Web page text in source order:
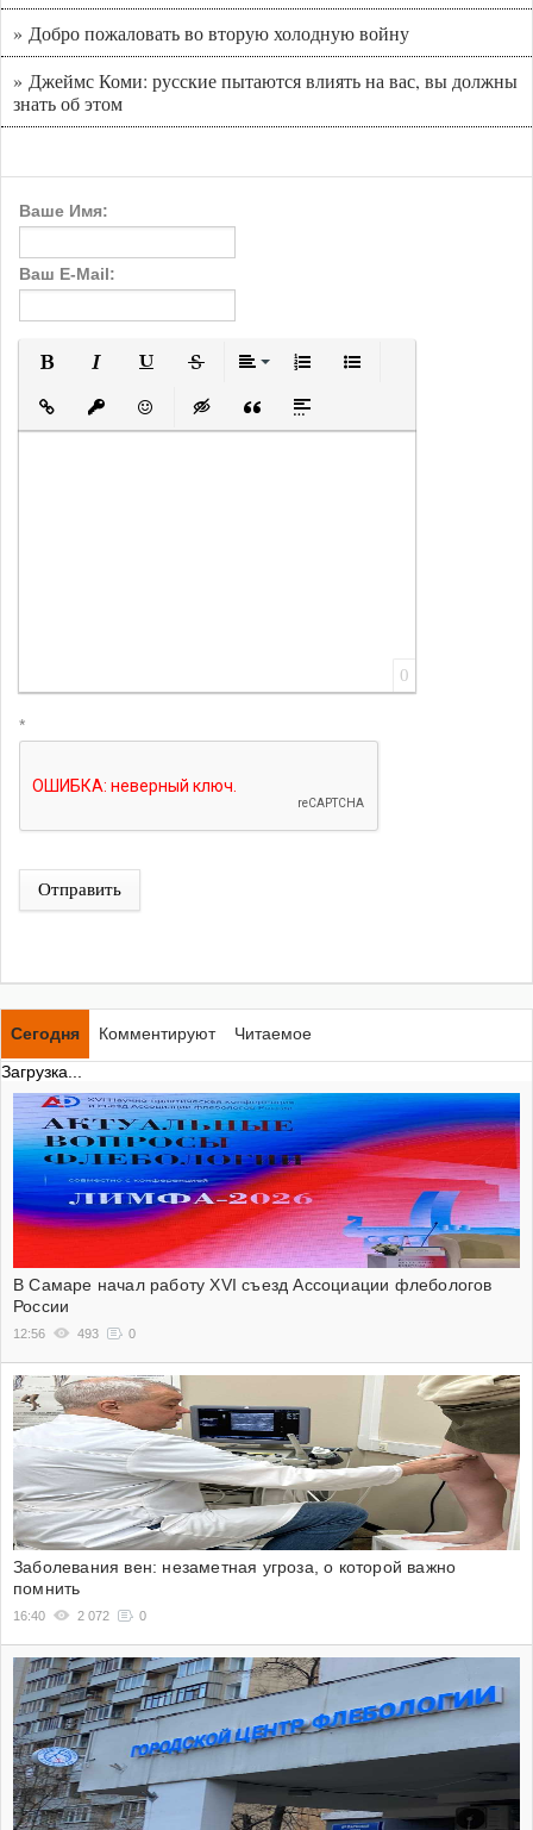
» Добро пожаловать во вторую холодную войну
» Джеймс Коми: русские пытаются влиять на вас, вы должны
знать об этом
Ваше Имя:
Ваш E-Mail:
Подчеркнутый
Вставить ссылку
Вставить защищенную ссылку
Вставить смайлик
Вставка скрытого текста
Вставка цитаты
Вставка спойлера
0
*
Отправить
Сегодня Комментируют
Читаемое
Загрузка...
В Самаре начал работу XVI съезд Ассоциации флебологов
России
12:56 493 0
Заболевания вен: незаметная угроза, о которой важно
помнить
16:40 2 072 0